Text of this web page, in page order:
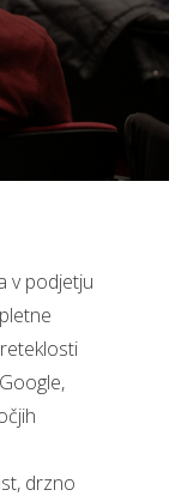
v podjetju
drzno